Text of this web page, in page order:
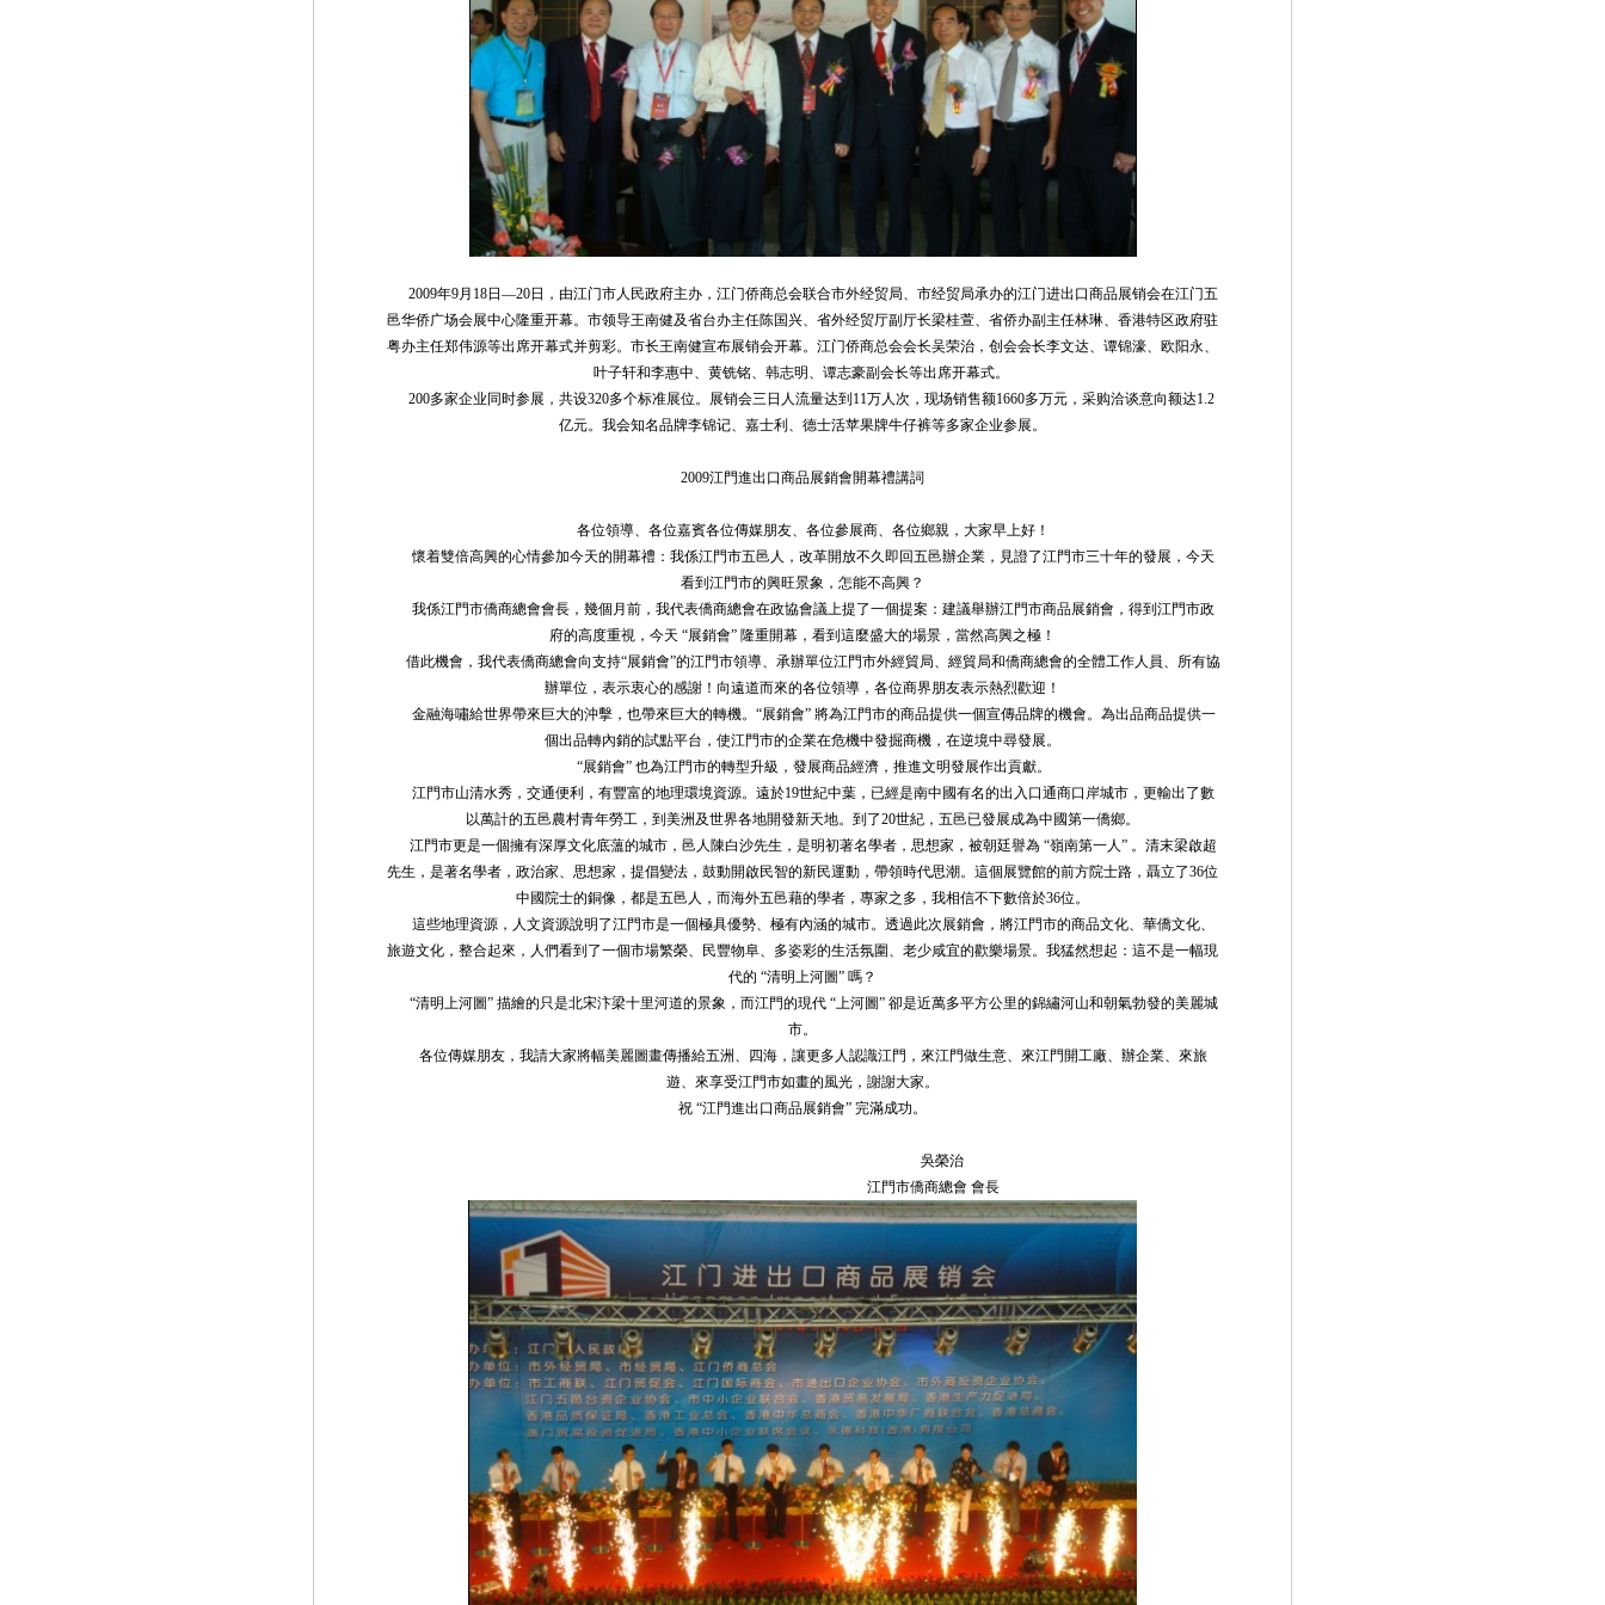
2009年9月 18日—20日，由江门市人民政府主办，江门侨商总会联合市外经贸局、市经贸局承办的江门进出口商品展销会在江门五
邑华侨广场会展中心隆重开幕。市领导王南健及省台办主任陈国兴、省外经贸厅副厅长梁桂萱、省侨办副主任林琳、香港特区政府驻
粤办主任郑伟源等出席开幕式并剪彩。市长王南健宣布展销会开幕。江门侨商总会会长吴荣治，创会会长李文达、谭锦濠、欧阳永、
叶子轩和李惠中、黄铣铭、韩志明、谭志豪副会长等出席开幕式。
200多家企业同时参展，共设320多个标准展位。展销会三日人流量达到 11万人次，现场销售额1660多万元，采购洽谈意向额达1.2
亿元。我会知名品牌李锦记、嘉士利、德士活苹果牌牛仔裤等多家企业参展。
2009江門進出口商品展銷會開幕禮講詞
各位領導、各位嘉賓各位傳媒朋友、各位參展商、各位鄉親，大家早上好！
懷着雙倍高興的心情參加今天的開幕禮：我係江門市五邑人，改革開放不久即回五邑辦企業，見證了江門市三十年的發展，今天
看到江門市的興旺景象，怎能不高興？
我係江門市僑商總會會長，幾個月前，我代表僑商總會在政協會議上提了一個提案：建議舉辦江門市商品展銷會，得到江門市政
府的高度重視，今天 “展銷會” 隆重開幕，看到這麼盛大的場景，當然高興之極！
借此機會，我代表僑商總會向支持“展銷會”的江門市領導、承辦單位江門市外經貿局、經貿局和僑商總會的全體工作人員、所有協
辦單位，表示衷心的感謝！向遠道而來的各位領導，各位商界朋友表示熱烈歡迎！
金融海嘯給世界帶來巨大的沖擊，也帶來巨大的轉機。“展銷會” 將為江門市的商品提供一個宣傳品牌的機會。為出品商品提供一
個出品轉內銷的試點平台，使江門市的企業在危機中發掘商機，在逆境中尋發展。
“展銷會” 也為江門市的轉型升級，發展商品經濟，推進文明發展作出貢獻。
江門市山清水秀，交通便利，有豐富的地理環境資源。遠於19世紀中葉，已經是南中國有名的出入口通商口岸城市，更輸出了數
以萬計的五邑農村青年勞工，到美洲及世界各地開發新天地。到了20世紀，五邑已發展成為中國第一僑鄉。
江門市更是一個擁有深厚文化底薀的城市，邑人陳白沙先生，是明初著名學者，思想家，被朝廷譽為 “嶺南第一人” 。清末梁啟超
先生，是著名學者，政治家、思想家，提倡變法，鼓動開啟民智的新民運動，帶領時代思潮。這個展覽館的前方院士路，聶立了36位
中國院士的銅像，都是五邑人，而海外五邑藉的學者，專家之多，我相信不下數倍於36位。
這些地理資源，人文資源說明了江門市是一個極具優勢、極有內涵的城市。透過此次展銷會，將江門市的商品文化、華僑文化、
旅遊文化，整合起來，人們看到了一個市場繁榮、民豐物阜、多姿彩的生活氛圍、老少咸宜的歡樂場景。我猛然想起：這不是一幅現
代的 “清明上河圖” 嗎？
“清明上河圖” 描繪的只是北宋汴梁十里河道的景象，而江門的現代 “上河圖” 卻是近萬多平方公里的錦繡河山和朝氣勃發的美麗城
市。
各位傳媒朋友，我請大家將幅美麗圖畫傳播給五洲、四海，讓更多人認識江門，來江門做生意、來江門開工廠、辦企業、來旅
遊、來享受江門市如畫的風光，謝謝大家。
祝 “江門進出口商品展銷會” 完滿成功。
吳榮治
江門市僑商總會 會長